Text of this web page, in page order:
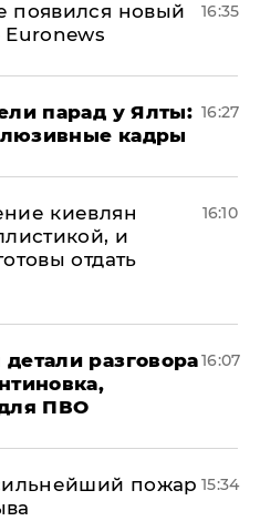
появился новый
16:35
парад у Ялты:
кадры
16:27
киевлян
и
отдать
16:10
разговора
ПВО
16:07
пожар 15:34